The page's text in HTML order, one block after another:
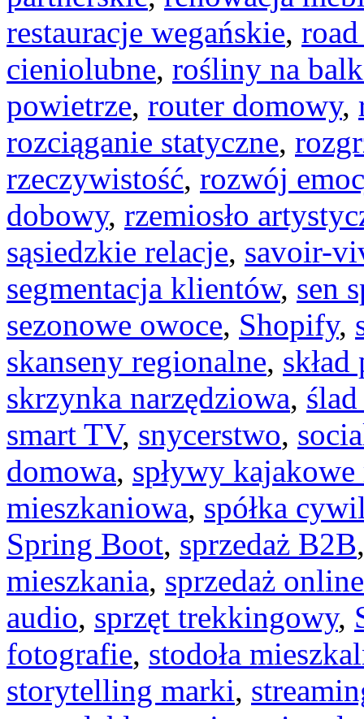
restauracje wegańskie,
cieniolubne, rośliny na
powietrze, router domowy,
rozciąganie statyczne,
rzeczywistość, rozwój
dobowy, rzemiosło
sąsiedzkie relacje, savoir-
segmentacja klientów, sen
sezonowe owoce, Shopify,
skanseny regionalne,
skrzynka narzędziowa,
smart TV, snycerstwo,
domowa, spływy
mieszkaniowa, spółka
Spring Boot, sprzedaż B2B
mieszkania, sprzedaż online
audio, sprzęt trekkingowy,
fotografie, stodoła
storytelling marki,